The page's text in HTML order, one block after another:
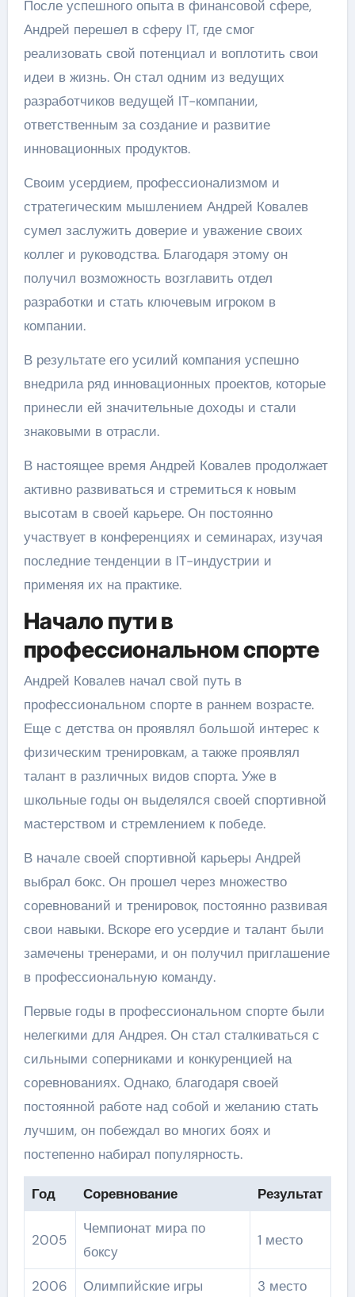
После успешного опыта в финансовой сфере,
Андрей перешел в сферу IT, где смог
реализовать свой потенциал и воплотить свои
идеи в жизнь. Он стал одним из ведущих
разработчиков ведущей IT-компании,
ответственным за создание и развитие
инновационных продуктов.
Своим усердием, профессионализмом и
стратегическим мышлением Андрей Ковалев
сумел заслужить доверие и уважение своих
коллег и руководства. Благодаря этому он
получил возможность возглавить отдел
разработки и стать ключевым игроком в
компании.
В результате его усилий компания успешно
внедрила ряд инновационных проектов, которые
принесли ей значительные доходы и стали
знаковыми в отрасли.
В настоящее время Андрей Ковалев продолжает
активно развиваться и стремиться к новым
высотам в своей карьере. Он постоянно
участвует в конференциях и семинарах, изучая
последние тенденции в IT-индустрии и
применяя их на практике.
Начало пути в
профессиональном спорте
Андрей Ковалев начал свой путь в
профессиональном спорте в раннем возрасте.
Еще с детства он проявлял большой интерес к
физическим тренировкам, а также проявлял
талант в различных видов спорта. Уже в
школьные годы он выделялся своей спортивной
мастерством и стремлением к победе.
В начале своей спортивной карьеры Андрей
выбрал бокс. Он прошел через множество
соревнований и тренировок, постоянно развивая
свои навыки. Вскоре его усердие и талант были
замечены тренерами, и он получил приглашение
в профессиональную команду.
Первые годы в профессиональном спорте были
нелегкими для Андрея. Он стал сталкиваться с
сильными соперниками и конкуренцией на
соревнованиях. Однако, благодаря своей
постоянной работе над собой и желанию стать
лучшим, он побеждал во многих боях и
постепенно набирал популярность.
Год Соревнование Результат
2005
Чемпионат мира по
боксу
1 место
2006 Олимпийские игры
3 место